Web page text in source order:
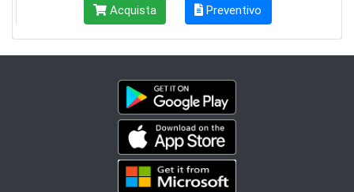
Acquista Preventivo